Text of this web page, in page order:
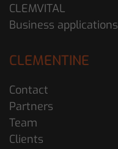
CLEMVITAL
Business applications
CLEMENTINE
Contact
Partners
Team
Clients